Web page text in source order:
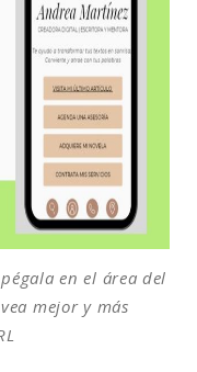
en el área del
mejor y más